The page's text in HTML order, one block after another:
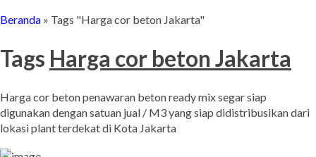
Beranda » Tags "Harga cor beton Jakarta"
Tags Harga cor beton Jakarta
Harga cor beton penawaran beton ready mix segar siap
digunakan dengan satuan jual / M3 yang siap didistribusikan dari
lokasi plant terdekat di Kota Jakarta